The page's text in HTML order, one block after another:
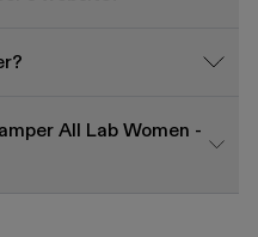
All Lab Women -